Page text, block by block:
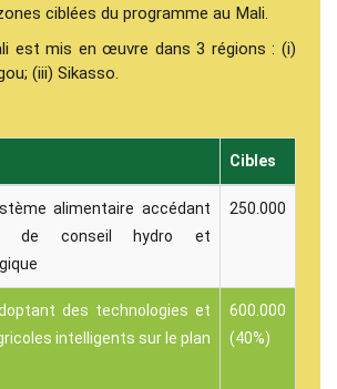
ciblées du programme au Mali.
est mis en œuvre dans 3 régions : (i)
(iii) Sikasso.
Cibles
alimentaire accédant
de conseil hydro et
250.000
des technologies et
intelligents sur le plan
600.000
(40%)